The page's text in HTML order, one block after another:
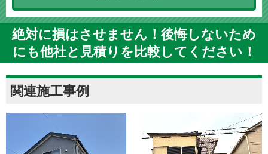
絶対に損はさせません！後悔しないため
にも他社と見積りを比較してください！
関連施工事例